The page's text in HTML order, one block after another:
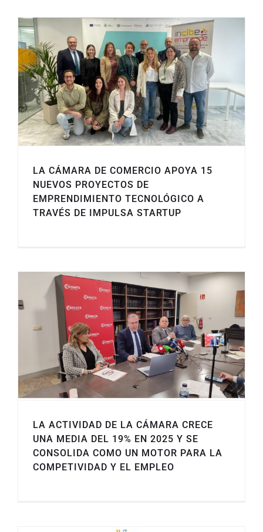
LA CÁMARA DE COMERCIO APOYA 15
NUEVOS PROYECTOS DE
EMPRENDIMIENTO TECNOLÓGICO A
TRAVÉS DE IMPULSA STARTUP
LA ACTIVIDAD DE LA CÁMARA CRECE
UNA MEDIA DEL 19% EN 2025 Y SE
CONSOLIDA COMO UN MOTOR PARA LA
COMPETIVIDAD Y EL EMPLEO